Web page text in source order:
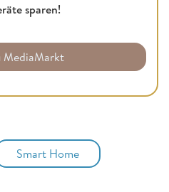
sparen!
MediaMarkt
Smart Home